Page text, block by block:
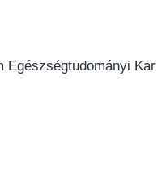
Egészségtudományi Kar